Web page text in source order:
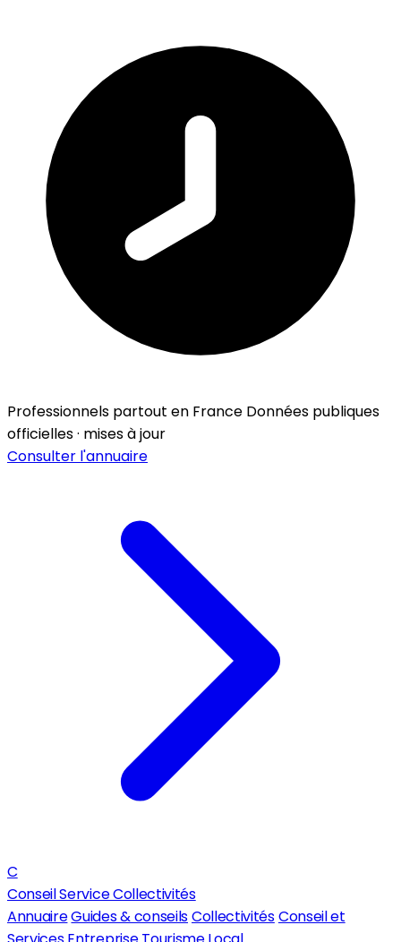
Professionnels partout en France Données publiques
officielles · mises à jour
Consulter l'annuaire
C
Conseil Service Collectivités
AnnuaireGuides & conseilsCollectivitésConseil et